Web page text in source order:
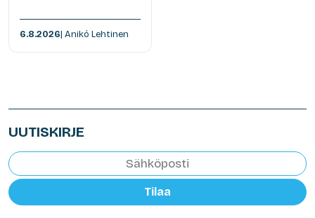
6.8.2026| Anikó Lehtinen
UUTISKIRJE
Tilaa